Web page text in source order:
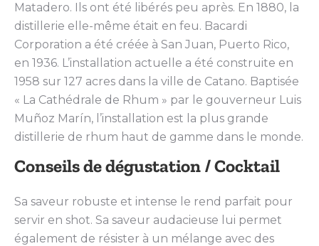
Matadero. Ils ont été libérés peu après. En 1880, la
distillerie elle-même était en feu. Bacardi
Corporation a été créée à San Juan, Puerto Rico,
en 1936. L’installation actuelle a été construite en
1958 sur 127 acres dans la ville de Catano. Baptisée
« La Cathédrale de Rhum » par le gouverneur Luis
Muñoz Marín, l’installation est la plus grande
distillerie de rhum haut de gamme dans le monde.
Conseils de dégustation / Cocktail
Sa saveur robuste et intense le rend parfait pour
servir en shot. Sa saveur audacieuse lui permet
également de résister à un mélange avec des